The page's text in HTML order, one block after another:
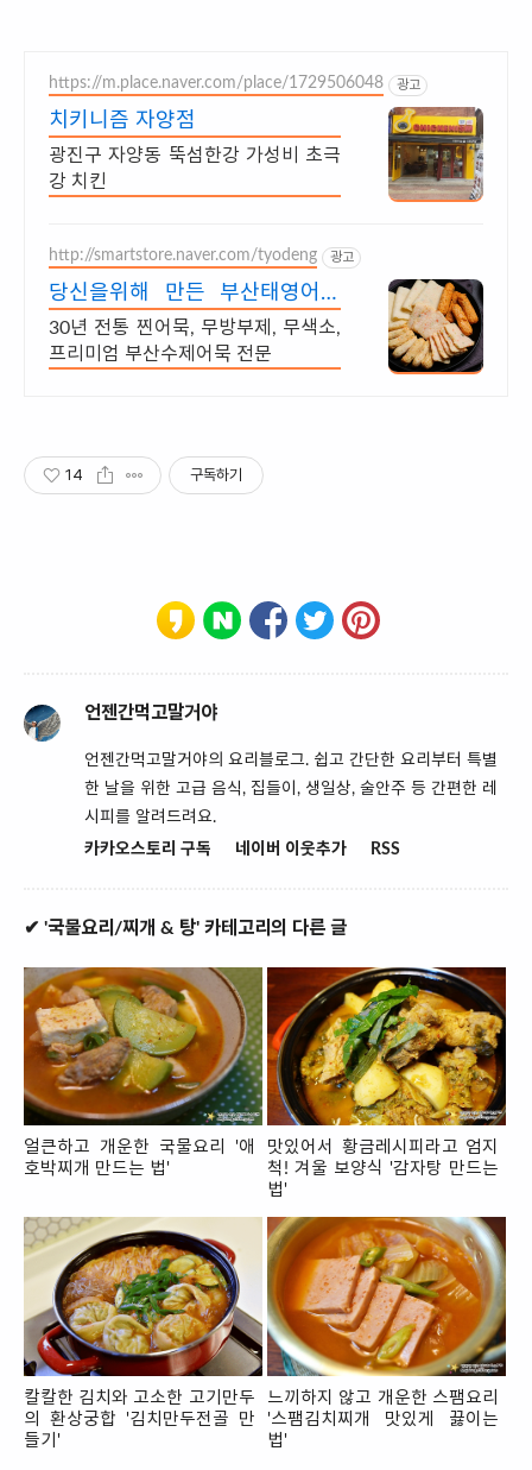
https://m.place.naver.com/place/1729506048 광고
치키니즘 자양점
광진구 자양동 뚝섬한강 가성비 초극
강 치킨
http://smartstore.naver.com/tyodeng 광고
당신을위해 만든 부산태영어묵
당일제조당일소비 이게 수제다
30년 전통 찐어묵, 무방부제, 무색소,
프리미엄 부산수제어묵 전문
14 구독하기
언젠간먹고말거야
언젠간먹고말거야의 요리블로그. 쉽고 간단한 요리부터 특별
한 날을 위한 고급 음식, 집들이, 생일상, 술안주 등 간편한 레
시피를 알려드려요.
카카오스토리 구독
네이버 이웃추가 RSS
✔ '국물요리/찌개 & 탕' 카테고리의 다른 글
얼큰하고 개운한 국물요리 '애
호박찌개 만드는 법'
맛있어서 황금레시피라고 엄지
척! 겨울 보양식 '감자탕 만드는
법'
칼칼한 김치와 고소한 고기만두
의 환상궁합 '김치만두전골 만
들기'
느끼하지 않고 개운한 스팸요리
'스팸김치찌개 맛있게 끓이는
법'